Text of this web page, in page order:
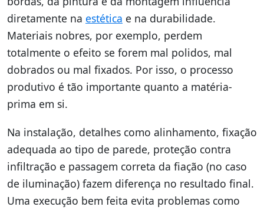
diretamente na estética e na durabilidade.
Materiais nobres, por exemplo, perdem
totalmente o efeito se forem mal polidos, mal
dobrados ou mal fixados. Por isso, o processo
produtivo é tão importante quanto a matéria-
prima em si.
Na instalação, detalhes como alinhamento, fixação
adequada ao tipo de parede, proteção contra
infiltração e passagem correta da fiação (no caso
de iluminação) fazem diferença no resultado final.
Uma execução bem feita evita problemas como